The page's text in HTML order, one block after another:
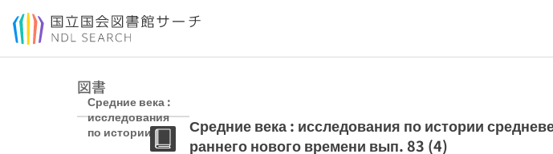
本文へ移動
図書
Средние века :
исследования
по истории
средневековья
Средние века : исследования по истории
раннего нового времени вып. 83 (4)